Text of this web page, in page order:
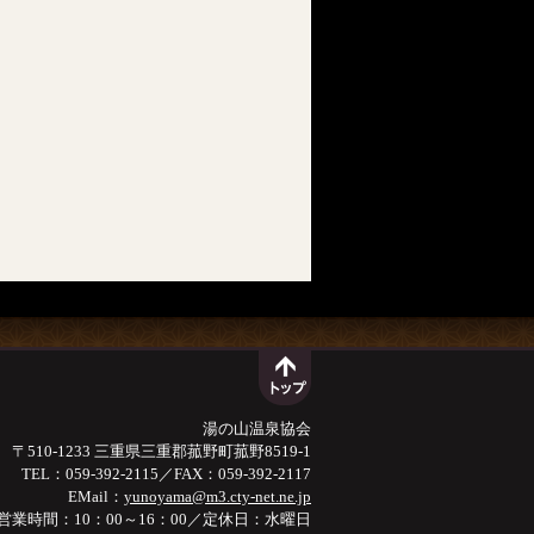
湯の山温泉協会
〒510-1233 三重県三重郡菰野町菰野8519-1
TEL：059-392-2115／FAX：059-392-2117
EMail： yunoyama@m3.cty-net.ne.jp
業時間：10：00～16：00／定休日：水曜日